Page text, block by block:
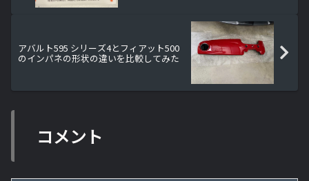
アバルト595 シリーズ4とフィアット500
のインパネの形状の違いを比較してみた
コメント